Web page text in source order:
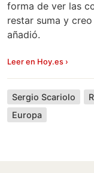
forma de ver las
restar suma y
añadió.
Leer en Hoy.es ›
Sergio Scariolo
Europa